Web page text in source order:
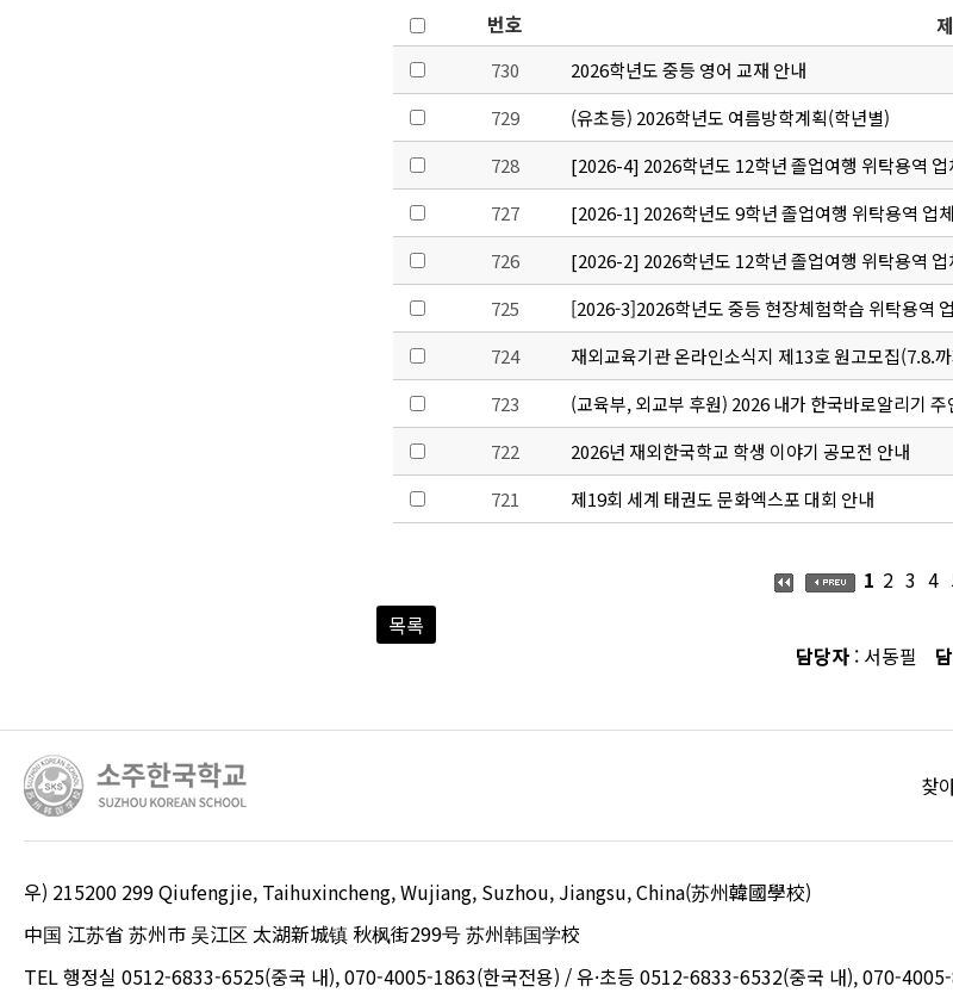
번호
730 2026학년도 중등 영어 교재 안내
729
(유초등) 2026학년도 여름방학계획(학년별)
728
[2026-4] 2026학년도 12학년 졸업여행 위탁용역
727
[2026-1] 2026학년도 9학년 졸업여행 위탁용역 업
726
[2026-2] 2026학년도 12학년 졸업여행 위탁용역 업
725
[2026-3]2026학년도 중등 현장체험학습 위탁용역
724
재외교육기관 온라인소식지 제13호 원고모집(7.8.
723
(교육부, 외교부 후원) 2026 내가 한국바로알리기 주
722
2026년 재외한국학교 학생 이야기 공모전 안내
721
제19회 세계 태권도 문화엑스포 대회 안내
1 2 3 4
목록
담당자 : 서동필
찾
우) 215200 299 Qiufengjie, Taihuxincheng, Wujiang, Suzhou, Jiangsu, China(苏州韓國學校)
中国 江苏省 苏州市 吴江区 太湖新城镇 秋枫街299号 苏州韩国学校
TEL 행정실 0512-6833-6525(중국 내), 070-4005-1863(한국전용) / 유·초등 0512-6833-6532(중국 내), 070-